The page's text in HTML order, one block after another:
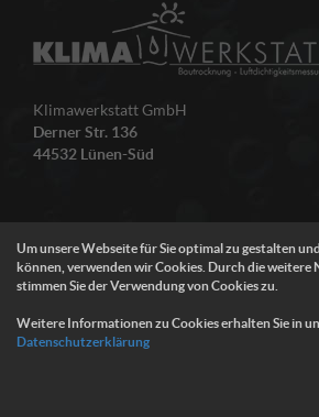
Klimawerkstatt GmbH
Derner Str. 136
44532 Lünen-Süd
Um unsere Webseite für Sie optimal zu gestalten
können, verwenden wir Cookies. Durch die weitere
stimmen Sie der Verwendung von Cookies zu.
Weitere Informationen zu Cookies erhalten Sie in
Datenschutzerklärung